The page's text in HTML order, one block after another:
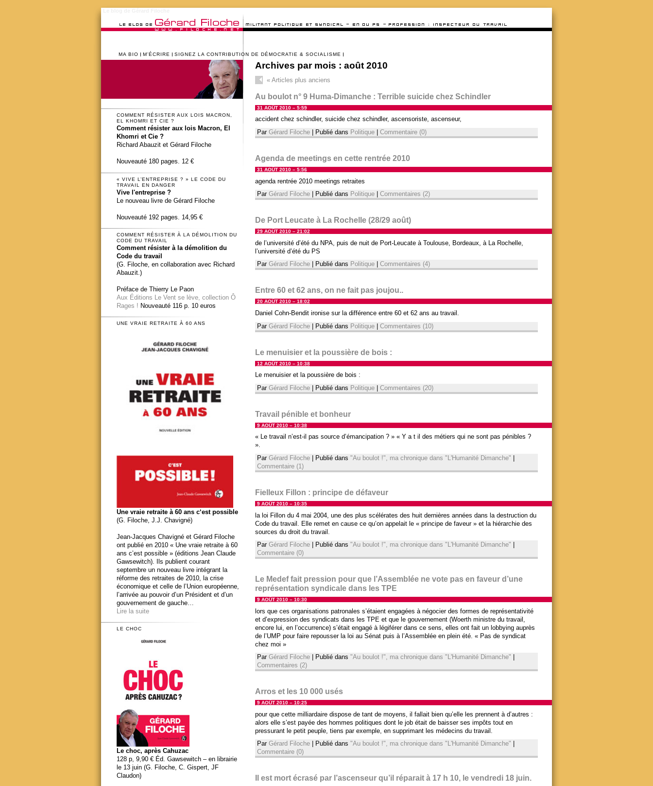
MA BIO M’ÉCRIRE SIGNEZ LA CONTRIBUTION DE DÉMOCRATIE & SOCIALISME
Archives par mois : août 2010
«Articles plus anciens
Au boulot n° 9 Huma-Dimanche : Terrible suicide chez Schindler
31 AOÛT 2010 – 5:59
accident chez schindler, suicide chez schindler, ascensoriste, ascenseur,
Par Gérard Filoche Publié dans Politique Commentaire (0)
Agenda de meetings en cette rentrée 2010
31 AOÛT 2010 – 5:56
agenda rentrée 2010 meetings retraites
Par Gérard Filoche Publié dans Politique Commentaires (2)
De Port Leucate à La Rochelle (28/29 août)
29 AOÛT 2010 – 21:02
de l’université d’été du NPA, puis de nuit de Port-Leucate à Toulouse, Bordeaux, à La Rochelle,
l’université d’été du PS
Par Gérard Filoche Publié dans Politique Commentaires (4)
Entre 60 et 62 ans, on ne fait pas joujou..
20 AOÛT 2010 – 18:02
Daniel Cohn-Bendit ironise sur la différence entre 60 et 62 ans au travail.
Par Gérard Filoche | Publié dans Politique | Commentaires (10)
Le menuisier et la poussière de bois :
12 AOÛT 2010 – 10:38
Le menuisier et la poussière de bois :
Par Gérard Filoche | Publié dans Politique | Commentaires (20)
Travail pénible et bonheur
9 AOÛT 2010 – 10:38
« Le travail n’est-il pas source d’émancipation ? » « Y a t il des métiers qui ne sont pas pénibles ?
».
Par Gérard Filoche Publié dans "Au boulot !", ma chronique dans "L'Humanité Dimanche"
Commentaire (1)
Fielleux Fillon : principe de défaveur
9 AOÛT 2010 – 10:35
la loi Fillon du 4 mai 2004, une des plus scélérates des huit dernières années dans la destruction du
Code du travail. Elle remet en cause ce qu’on appelait le « principe de faveur » et la hiérarchie des
sources du droit du travail.
Par Gérard Filoche Publié dans "Au boulot !", ma chronique dans "L'Humanité Dimanche"
Commentaire (0)
Le Medef fait pression pour que l’Assemblée ne vote pas en faveur d’une
représentation syndicale dans les TPE
9 AOÛT 2010 – 10:30
lors que ces organisations patronales s’étaient engagées à négocier des formes de représentativité
et d’expression des syndicats dans les TPE et que le gouvernement (Woerth ministre du travail,
encore lui, en l’occurrence) s’était engagé à légiférer dans ce sens, elles ont fait un lobbying auprès
de l’UMP pour faire repousser la loi au Sénat puis à l’Assemblée en plein été. « Pas de syndicat
chez moi »
Par Gérard Filoche Publié dans "Au boulot !", ma chronique dans "L'Humanité Dimanche"
Commentaires (2)
Arros et les 10 000 usés
9 AOÛT 2010 – 10:25
pour que cette milliardaire dispose de tant de moyens, il fallait bien qu’elle les prennent à d’autres :
alors elle s’est payée des hommes politiques dont le job était de baisser ses impôts tout en
pressurant le petit peuple, tiens par exemple, en supprimant les médecins du travail.
Par Gérard Filoche Publié dans "Au boulot !", ma chronique dans "L'Humanité Dimanche"
Commentaire (0)
Il est mort écrasé par l’ascenseur qu’il réparait à 17 h 10, le vendredi 18 juin.
COMMENT RÉSISTER AUX LOIS MACRON,
EL KHOMRI ET CIE ?
Comment résister aux lois Macron, El
Khomri et Cie ?
Richard Abauzit et Gérard Filoche
Nouveauté 180 pages. 12 €
« VIVE L’ENTREPRISE ? » LE CODE DU
TRAVAIL EN DANGER
Vive l'entreprise ?
Le nouveau livre de Gérard Filoche
Nouveauté 192 pages. 14,95 €
COMMENT RÉSISTER À LA DÉMOLITION DU
CODE DU TRAVAIL
Comment résister à la démolition du
Code du travail
(G. Filoche, en collaboration avec Richard
Abauzit.)
Préface de Thierry Le Paon
Aux Éditions Le Vent se lève, collection Ô
Rages ! Nouveauté 116 p. 10 euros
UNE VRAIE RETRAITE À 60 ANS
Une vraie retraite à 60 ans c‘est possible
(G. Filoche, J.J. Chavigné)
Jean-Jacques Chavigné et Gérard Filoche
ont publié en 2010 « Une vraie retraite à 60
ans c’est possible » (éditions Jean Claude
Gawsewitch). Ils publient courant
septembre un nouveau livre intégrant la
réforme des retraites de 2010, la crise
économique et celle de l’Union européenne,
l’arrivée au pouvoir d’un Président et d’un
gouvernement de gauche…
Lire la suite
LE CHOC
Le choc, après Cahuzac
128 p, 9,90 € Éd. Gawsewitch – en librairie
le 13 juin (G. Filoche, C. Gispert, JF
Claudon)